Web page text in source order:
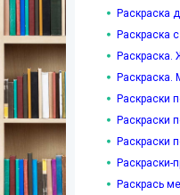
Раскраска
Раскраска
Раскраска.
Раскраски
Раскраски
Раскраски
Раскраски-
Раскрась